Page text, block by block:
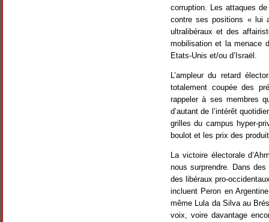
corruption. Les attaques
contre ses positions « lui
ultralibéraux et des
mobilisation et la menace
Etats-Unis et/ou d’Israël.
L’ampleur du retard
totalement coupée des
rappeler à ses membres
d’autant de l’intérêt
grilles du campus hyper-
boulot et les prix des
La victoire électorale
nous surprendre. Dans
des libéraux pro-
incluent Peron en
même Lula da Silva au
voix, voire davantage